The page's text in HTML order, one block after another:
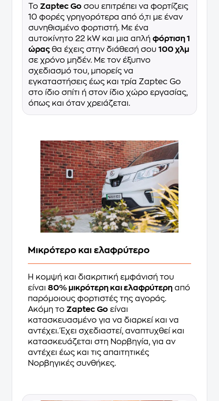
Το Zaptec Go σου επιτρέπει να φορτίζεις
10 φορές γρηγορότερα από ό,τι με έναν
συνηθισμένο φορτιστή. Με ένα
αυτοκίνητο 22 kW και μια απλή φόρτιση 1
ώρας θα έχεις στην διάθεσή σου 100 χλμ
σε χρόνο μηδέν. Με τον έξυπνο
σχεδιασμό του, μπορείς να
εγκαταστήσεις έως και τρία Zaptec Go
στο ίδιο σπίτι ή στον ίδιο χώρο εργασίας,
όπως και όταν χρειάζεται.
Μικρότερο και ελαφρύτερο
Η κομψή και διακριτική εμφάνισή του
είναι 80% μικρότερη και ελαφρύτερη από
παρόμοιους φορτιστές της αγοράς.
Ακόμη το Zaptec Go είναι
κατασκευασμένο για να διαρκεί και να
αντέχει. Έχει σχεδιαστεί, αναπτυχθεί και
κατασκευάζεται στη Νορβηγία, για αν
αντέχει έως και τις απαιτητικές
Νορβηγικές συνθήκες.